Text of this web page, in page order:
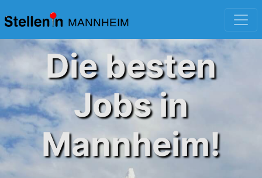
MANNHEIM
Die besten
Jobs in
Mannheim!